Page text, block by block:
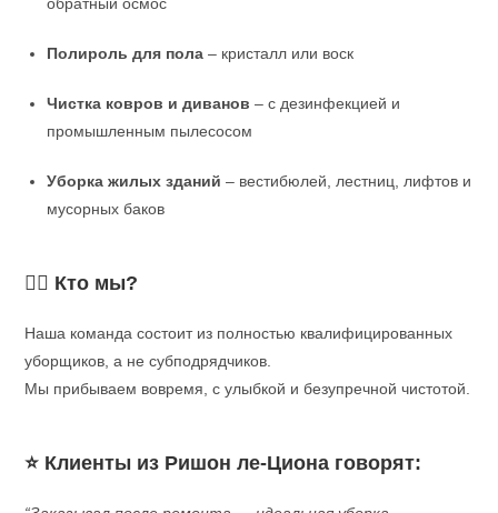
Полироль для пола – кристалл или воск
Чистка ковров и диванов – с дезинфекцией и
промышленным пылесосом
Уборка жилых зданий – вестибюлей, лестниц, лифтов и
мусорных баков
👷‍♂️ Кто мы?
Наша команда состоит из полностью квалифицированных
уборщиков, а не субподрядчиков.
Мы прибываем вовремя, с улыбкой и безупречной чистотой.
⭐ Клиенты из Ришон ле-Циона говорят: